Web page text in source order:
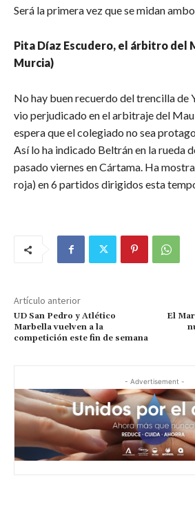
Será la primera vez que se midan
Pita Díaz Escudero, el árbitro del
Murcia)
No hay buen recuerdo del trencilla de
vio perjudicado en el arbitraje del
espera que el colegiado no sea
Así lo ha indicado Beltrán en la rueda
pasado viernes en Cártama. Ha
roja) en 6 partidos dirigidos esta
Artículo anterior
UD San Pedro y Atlético
Marbella vuelven a la
competición este fin de semana
El
- Advertisement -